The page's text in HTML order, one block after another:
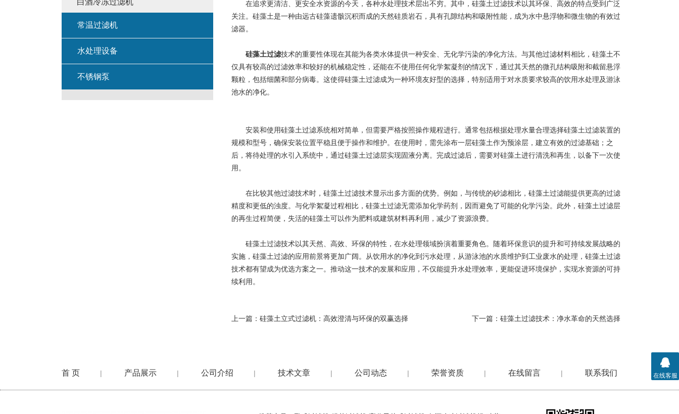
在追求更清洁、更安全水资源的今天，各种水处理技术层出不穷。其中，硅藻土过滤技术以其环保、高效的特点受到广泛
关注。硅藻土是一种由远古硅藻遗骸沉积而成的天然硅质岩石，具有孔隙结构和吸附性能，成为水中悬浮物和微生物的有效过
滤器。
硅藻土过滤技术的重要性体现在其能为各类水体提供一种安全、无化学污染的净化方法。与其他过滤材料相比，硅藻土不
仅具有较高的过滤效率和较好的机械稳定性，还能在不使用任何化学絮凝剂的情况下，通过其天然的微孔结构吸附和截留悬浮
颗粒，包括细菌和部分病毒。这使得硅藻土过滤成为一种环境友好型的选择，特别适用于对水质要求较高的饮用水处理及游泳
池水的净化。
安装和使用硅藻土过滤系统相对简单，但需要严格按照操作规程进行。通常包括根据处理水量合理选择硅藻土过滤装置的
规模和型号，确保安装位置平稳且便于操作和维护。在使用时，需先涂布一层硅藻土作为预涂层，建立有效的过滤基础；之
后，将待处理的水引入系统中，通过硅藻土过滤层实现固液分离。完成过滤后，需要对硅藻土进行清洗和再生，以备下一次使
用。
在比较其他过滤技术时，硅藻土过滤技术显示出多方面的优势。例如，与传统的砂滤相比，硅藻土过滤能提供更高的过滤
精度和更低的浊度。与化学絮凝过程相比，硅藻土过滤无需添加化学药剂，因而避免了可能的化学污染。此外，硅藻土过滤层
的再生过程简便，失活的硅藻土可以作为肥料或建筑材料再利用，减少了资源浪费。
硅藻土过滤技术以其天然、高效、环保的特性，在水处理领域扮演着重要角色。随着环保意识的提升和可持续发展战略的
实施，硅藻土过滤的应用前景将更加广阔。从饮用水的净化到污水处理，从游泳池的水质维护到工业废水的处理，硅藻土过滤
技术都有望成为优选方案之一。推动这一技术的发展和应用，不仅能提升水处理效率，更能促进环境保护，实现水资源的可持
续利用。
下一篇： 硅藻土过滤技术：净水革命的天然选择
上一篇： 硅藻土立式过滤机：高效澄清与环保的双赢选择
白酒冷冻过滤机
常温过滤机
水处理设备
不锈钢泵
首 页 | 产品展示 | 公司介绍 | 技术文章 | 公司动态 | 荣誉资质 | 在线留言 | 联系我们 在线客服